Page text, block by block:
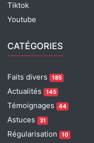
Tiktok
Youtube
CATÉGORIES
Faits divers 185
Actualités 145
Témoignages 44
Astuces 31
Régularisation 10